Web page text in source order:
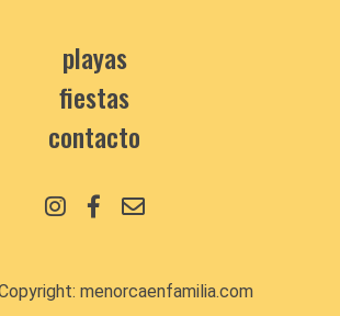
playas
fiestas
contacto
menorcaenfamilia.com